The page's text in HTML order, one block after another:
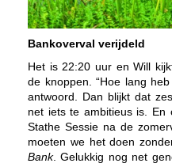
Bankoverval verijdeld
Het is 22:20 uur en Will
de knoppen. “Hoe lang
antwoord. Dan blijkt dat
net iets te ambitieus is. En
Stathe Sessie na de
moeten we het doen
Bank. Gelukkig nog net